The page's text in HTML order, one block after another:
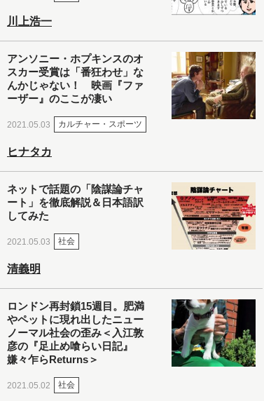
川上浩一
アンソニー・ホプキンスのオ
スカー受賞は「番狂わせ」な
んかじゃない！ 映画『ファ
ーザー』のここが凄い
2021.05.03 カルチャー・スポーツ
ヒナタカ
ネットで話題の「陰謀論チャ
ート」を徹底解説＆日本語訳
してみた
2021.05.03 社会
清義明
ロンドン再封鎖15週目。肥満
やペットに現れ出したニュー
ノーマル社会の歪み＜入江敦
彦の『足止め喰らい日記』
嫌々乍らReturns＞
2021.05.02 社会